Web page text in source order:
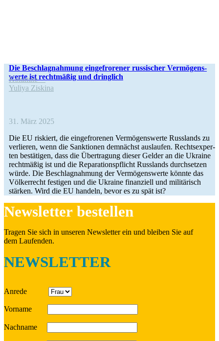
Die Beschlag­nah­mung ein­ge­fro­re­ner rus­si­scher Ver­mö­gens­
werte ist recht­mä­ßig und dringlich
Kolumne
Yuliya Ziskina
31. März 2025
Die EU ris­kiert, die ein­ge­fro­re­nen Ver­mö­gens­werte Russ­lands zu
ver­lie­ren, wenn die Sank­tio­nen dem­nächst aus­lau­fen. Rechts­exper­
ten bestä­ti­gen, dass die Über­tra­gung dieser Gelder an die Ukraine
recht­mä­ßig ist und die Repa­ra­ti­ons­pflicht Russ­lands durch­set­zen
würde. Die Beschlag­nah­mung der Ver­mö­gens­werte könnte das
Völ­ker­recht fes­ti­gen und die Ukraine finan­zi­ell und mili­tä­risch
stärken. Wird die EU handeln, bevor es zu spät ist?
News­let­ter bestellen
Tragen Sie sich in unseren News­let­ter ein und bleiben Sie auf
dem Laufenden.
NEWSLETTER
Anrede
Vorname
Nach­name